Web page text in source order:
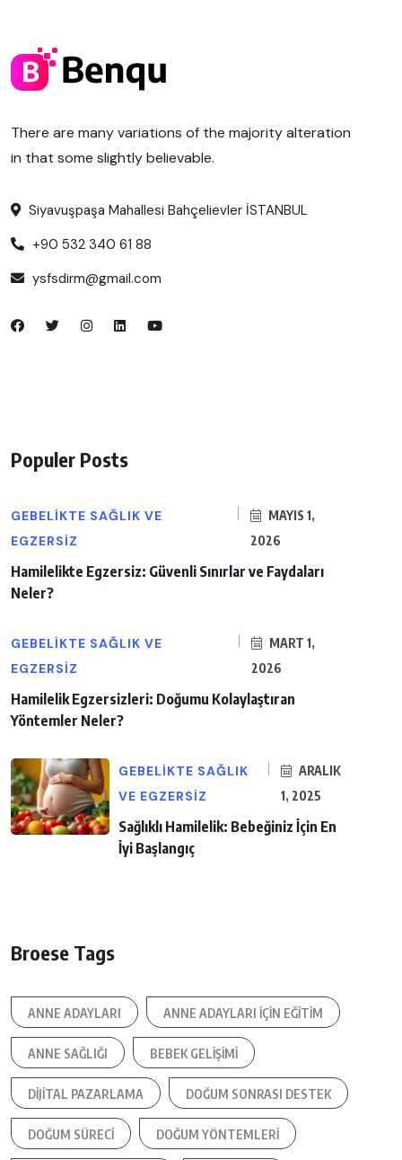
There are many variations of the majority alteration
in that some slightly believable.
Siyavuşpaşa Mahallesi Bahçelievler İSTANBUL
+90 532 340 61 88
ysfsdirm@gmail.com
Populer Posts
GEBELIKTE SAĞLIK VE
EGZERSIZ
MAYIS 1,
2026
Hamilelikte Egzersiz: Güvenli Sınırlar ve Faydaları
Neler?
GEBELIKTE SAĞLIK VE
EGZERSIZ
MART 1,
2026
Hamilelik Egzersizleri: Doğumu Kolaylaştıran
Yöntemler Neler?
GEBELIKTE SAĞLIK
VE EGZERSIZ
ARALIK
1, 2025
Sağlıklı Hamilelik: Bebeğiniz İçin En
İyi Başlangıç
Broese Tags
ANNE ADAYLARI ANNE ADAYLARI IÇIN EĞITIM
ANNE SAĞLIĞI BEBEK GELIŞIMI
DIJITAL PAZARLAMA DOĞUM SONRASI DESTEK
DOĞUM SÜRECI DOĞUM YÖNTEMLERI